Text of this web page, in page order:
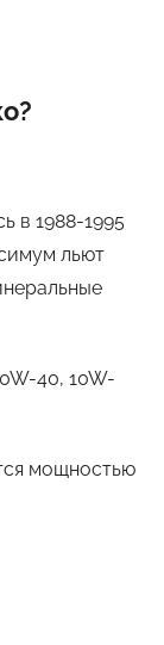
в 1988-1995
льют
40, 10W-
мощностью